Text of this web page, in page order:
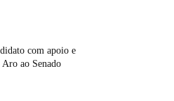
com apoio e
ao Senado